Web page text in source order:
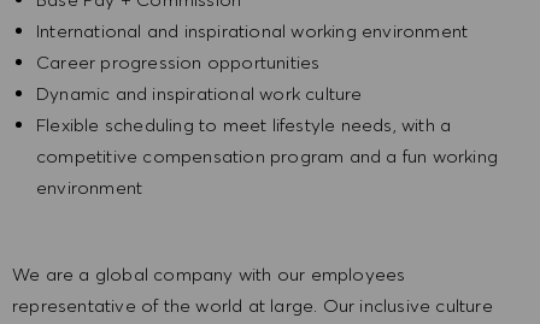
International and inspirational working environment
Career progression opportunities
Dynamic and inspirational work culture
Flexible scheduling to meet lifestyle needs, with a
competitive compensation program and a fun working
environment
We are a global company with our employees
representative of the world at large. Our inclusive culture